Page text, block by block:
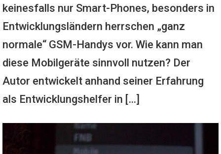
keinesfalls nur Smart-Phones, besonders in
Entwicklungsländern herrschen „ganz
normale“ GSM-Handys vor. Wie kann man
diese Mobilgeräte sinnvoll nutzen? Der
Autor entwickelt anhand seiner Erfahrung
als Entwicklungshelfer in […]